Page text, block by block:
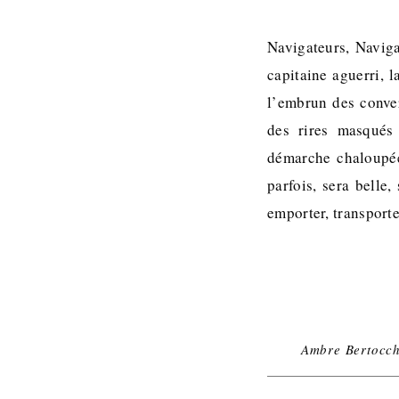
Navigateurs,
capitaine aguerri,
l’embrun des
des rires
démarche
parfois, sera belle,
emporter,
Ambre